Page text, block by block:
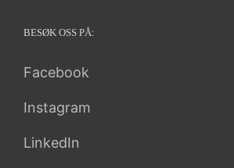
BESØK OSS PÅ:
Facebook
Instagram
LinkedIn